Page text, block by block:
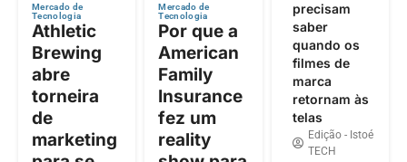
Mercado de
Tecnologia
Athletic
Brewing
abre
torneira
de
marketing
Mercado de
Tecnologia
Por que a
American
Family
Insurance
fez um
reality
precisam
saber
quando os
filmes de
marca
retornam às
telas
Edição - Istoé
TECH